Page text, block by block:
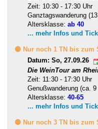
Zeit: 10:30 - 17:30 Uhr
Ganztagswanderung
Altersklasse: ab 40
... mehr Infos und
🟡 Nur noch 1 TN bis zum
Datum: So, 27.09.26
Die WeinTour am
Zeit: 11:30 - 17:30 Uhr
Genußwanderung (ca.
Altersklasse: 40-65
... mehr Infos und
🟡 Nur noch 3 TN bis zum